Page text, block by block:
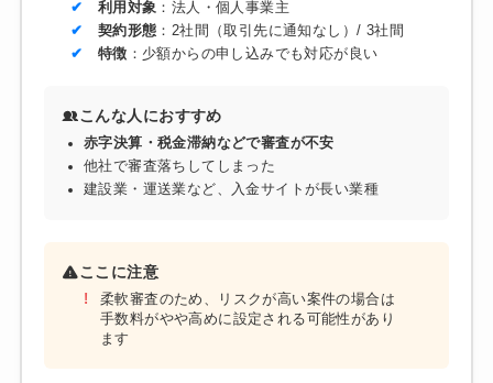
利用対象 ：法人・個人事業主
契約形態 ：2社間（取引先に通知なし）/ 3社間
特徴 ：少額からの申し込みでも対応が良い
こんな人におすすめ
赤字決算・税金滞納などで審査が不安
他社で審査落ちしてしまった
建設業・運送業など、入金サイトが長い業種
ここに注意
柔軟審査のため、リスクが高い案件の場合は
手数料がやや高めに設定される可能性があり
ます